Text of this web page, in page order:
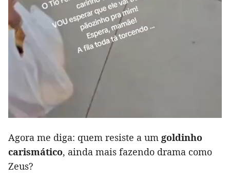
Agora me diga: quem resiste a um goldinho
carismático, ainda mais fazendo drama como
Zeus?